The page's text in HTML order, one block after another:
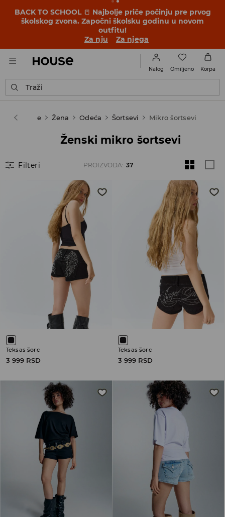
OMG, kako je povoljno! Dozvoli da te iznenadimo –
pogledaj nove cene u akciji SEZONSKO SNIŽENJE ➡️
Za nju
Za njega
Nalog Omiljeno Korpa
Traži
House Žena Odeća Šortsevi Mikro šortsevi
Ženski mikro šortsevi
Filteri PROIZVODA: 37
Teksas šorc
3 999 RSD
Teksas šorc
3 999 RSD